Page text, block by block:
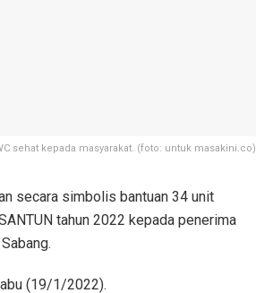
sehat kepada masyarakat. (foto: untuk masakini.co)
secara simbolis bantuan 34 unit
tahun 2022 kepada penerima
(19/1/2022).